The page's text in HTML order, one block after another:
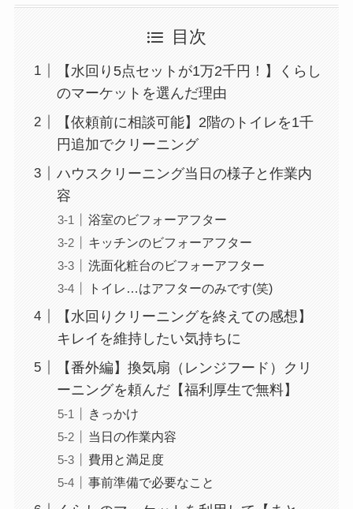
目次
【水回り5点セットが1万2千円！】くらし
のマーケットを選んだ理由
【依頼前に相談可能】2階のトイレを1千
円追加でクリーニング
ハウスクリーニング当日の様子と作業内
容
浴室のビフォーアフター
キッチンのビフォーアフター
洗面化粧台のビフォーアフター
トイレ…はアフターのみです(笑)
【水回りクリーニングを終えての感想】
キレイを維持したい気持ちに
【番外編】換気扇（レンジフード）クリ
ーニングを頼んだ【福利厚生で無料】
きっかけ
当日の作業内容
費用と満足度
事前準備で必要なこと